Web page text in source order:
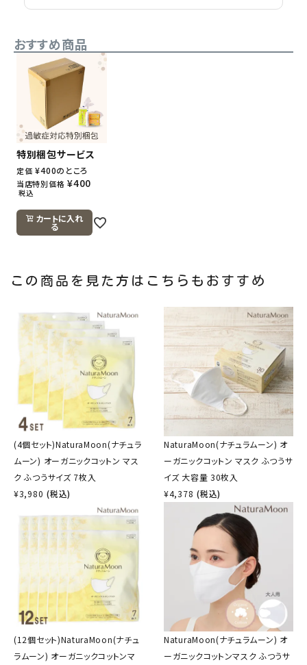
おすすめ商品
特別梱包サービス
定価 ¥400のところ
当店特別価格 ¥400
税込
カートに入れ
る
この商品を見た方はこちらもおすすめ
(4個セット)NaturaMoon(ナチュラ
ムーン) オーガニックコットン マス
ク ふつうサイズ 7枚入
¥3,980 (税込)
NaturaMoon(ナチュラムーン) オ
ーガニックコットン マスク ふつうサ
イズ 大容量 30枚入
¥4,378 (税込)
(12個セット)NaturaMoon(ナチュ
ラムーン) オーガニックコットンマ
NaturaMoon(ナチュラムーン) オ
ーガニックコットンマスク ふつうサ